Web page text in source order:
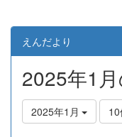
えんだより
2025年1
2025年1月